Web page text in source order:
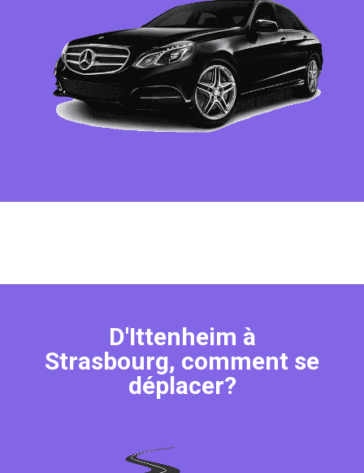
D'Ittenheim à
Strasbourg, comment se
déplacer?